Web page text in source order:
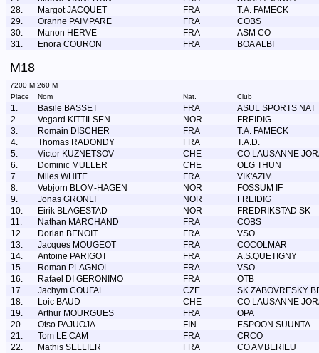
28.
Margot JACQUET FRA
T.A. FAMECK
29.
Oranne PAIMPARE FRA
COBS
30.
Manon HERVE FRA
ASM CO
31.
Enora COURON FRA BOA ALBI
M18
7200 M 260 M
Place
Nom Nat. Club
1. Basile BASSET FRA
ASUL SPORTS NAT
2.
Vegard KITTILSEN NOR
FREIDIG
3.
Romain DISCHER FRA
T.A. FAMECK
4.
Thomas RADONDY FRA
T.A.D.
5.
Victor KUZNETSOV CHE
CO LAUSANNE
6.
Dominic MULLER CHE
OLG THUN
7.
Miles WHITE FRA
VIK'AZIM
8.
Vebjorn BLOM-HAGEN NOR
FOSSUM IF
9.
Jonas GRONLI NOR
FREIDIG
10.
Eirik BLAGESTAD NOR
FREDRIKSTAD SK
11.
Nathan MARCHAND FRA
COBS
12.
Dorian BENOIT FRA
VSO
13.
Jacques MOUGEOT FRA
COCOLMAR
14.
Antoine PARIGOT FRA
A.S.QUETIGNY
15.
Roman PLAGNOL FRA
VSO
16.
Rafael DI GERONIMO FRA
OTB
17.
Jachym COUFAL CZE
SK ZABOVRESKY
18.
Loic BAUD CHE
CO LAUSANNE
19.
Arthur MOURGUES FRA
OPA
20.
Otso PAJUOJA FIN
ESPOON SUUNTA
21.
Tom LE CAM FRA
CRCO
22.
Mathis SELLIER FRA
CO AMBERIEU